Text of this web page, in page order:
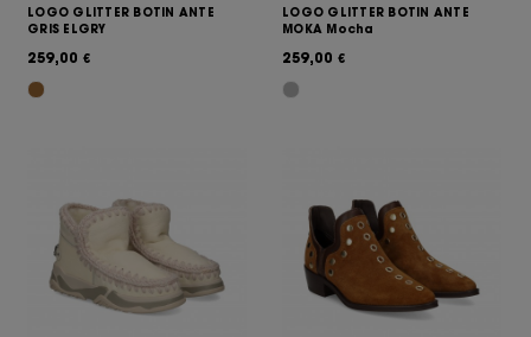
LOGO GLITTER BOTIN ANTE
GRIS ELGRY
259,00 €
LOGO GLITTER BOTIN ANTE
MOKA Mocha
259,00 €